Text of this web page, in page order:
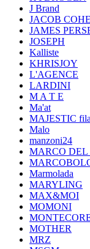
J Brand
JACOB
JAMES
JOSEPH
Kalliste
KHRISJOY
L'AGENCE
LARDINI
M A T E
Ma'at
MAJESTIC
Malo
manzoni24
MARCO DEL
Marmolada
MARYLING
MAX&MOI
MOMONI
MOTHER
MRZ